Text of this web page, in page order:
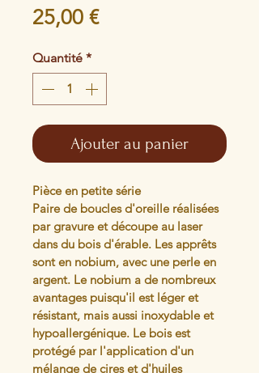
25,00 €Prix
Quantité *
Ajouter au panier
Pièce en petite série
Paire de boucles d'oreille réalisées
par gravure et découpe au laser
dans du bois d'érable. Les apprêts
sont en nobium, avec une perle en
argent. Le nobium a de nombreux
avantages puisqu'il est léger et
résistant, mais aussi inoxydable et
hypoallergénique. Le bois est
protégé par l'application d'un
mélange de cires et d'huiles